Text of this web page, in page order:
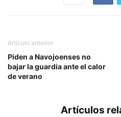
Artículo anterior
Piden a Navojoenses no
bajar la guardia ante el calor
de verano
Artículos